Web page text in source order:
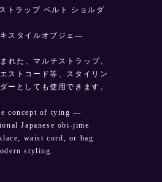
トラップ ベルト ショルダ
スタイルオブジェ—
れた、マルチストラップ。
ストコード等、スタイリン
ーとしても使用できます。
concept of tying —
Japanese obi-jime
waist cord, or bag
styling.